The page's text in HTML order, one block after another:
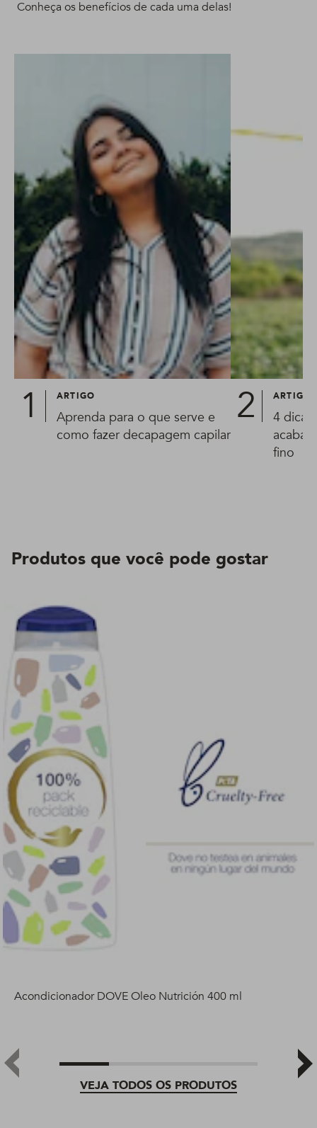
Conheça os benefícios de cada uma delas!
ARTIGO
Aprenda para o que serve e
como fazer decapagem capilar
ARTIGO
4
acabar
fino
Produtos que você pode gostar
VEJA TODOS OS PRODUTOS
Acondicionador DOVE Oleo Nutrición 400 ml